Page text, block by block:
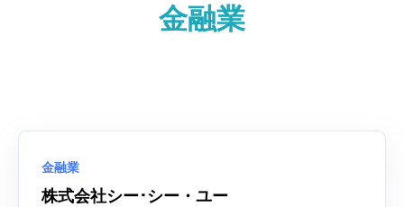
金融業
金融業
株式会社シー･シー・ユー